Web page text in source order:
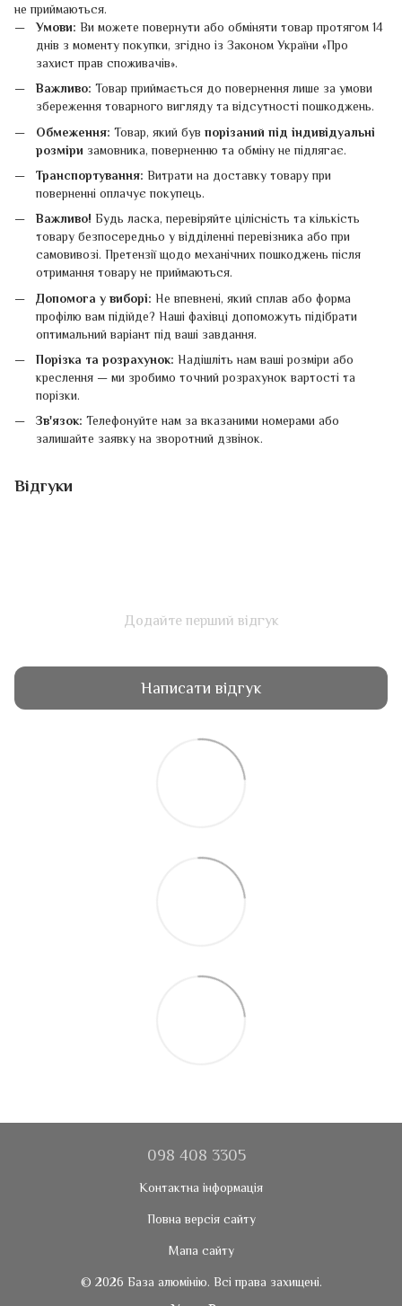
не приймаються.
Умови: Ви можете повернути або обміняти товар протягом 14
днів з моменту покупки, згідно із Законом України «Про
захист прав споживачів».
Важливо: Товар приймається до повернення лише за умови
збереження товарного вигляду та відсутності пошкоджень.
Обмеження: Товар, який був порізаний під індивідуальні
розміри замовника, поверненню та обміну не підлягає.
Транспортування: Витрати на доставку товару при
поверненні оплачує покупець.
Важливо! Будь ласка, перевіряйте цілісність та кількість
товару безпосередньо у відділенні перевізника або при
самовивозі. Претензії щодо механічних пошкоджень після
отримання товару не приймаються.
Допомога у виборі: Не впевнені, який сплав або форма
профілю вам підійде? Наші фахівці допоможуть підібрати
оптимальний варіант під ваші завдання.
Порізка та розрахунок: Надішліть нам ваші розміри або
креслення — ми зробимо точний розрахунок вартості та
порізки.
Зв'язок: Телефонуйте нам за вказаними номерами або
залишайте заявку на зворотний дзвінок.
Відгуки
Додайте перший відгук
Написати відгук
098 408 3305
Контактна інформація
Повна версія сайту
Мапа сайту
© 2026 База алюмінію. Всі права захищені.